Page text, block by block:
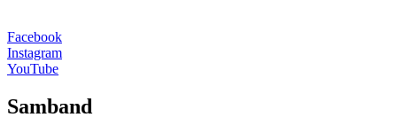
Facebook
Instagram
YouTube
Samband